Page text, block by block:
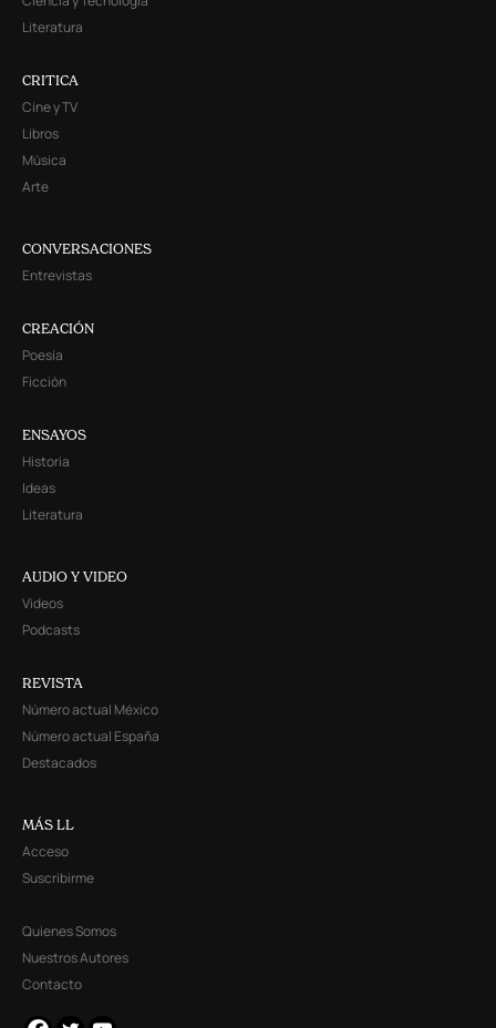
Literatura
CRITICA
Cine y TV
Libros
Música
Arte
CONVERSACIONES
Entrevistas
CREACIÓN
Poesía
Ficción
ENSAYOS
Historia
Ideas
Literatura
AUDIO Y VIDEO
Videos
Podcasts
REVISTA
Número actual México
Número actual España
Destacados
MÁS LL
Acceso
Suscribirme
Quienes Somos
Nuestros Autores
Contacto